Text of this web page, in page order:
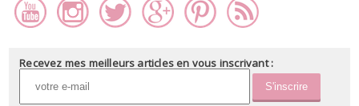
Recevez mes meilleurs articles en vous inscrivant :